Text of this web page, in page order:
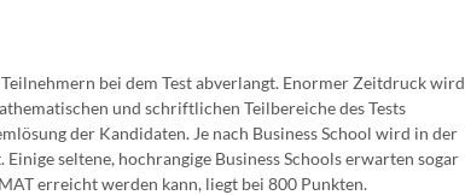
bei dem Test abverlangt. Enormer Zeitdruck wird
und schriftlichen Teilbereiche des Tests
der Kandidaten. Je nach Business School wird in der
seltene, hochrangige Business Schools erwarten sogar
erreicht werden kann, liegt bei 800 Punkten.